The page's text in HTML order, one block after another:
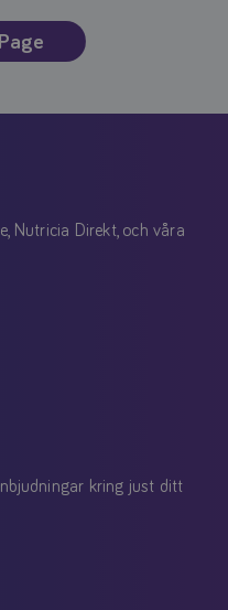
Nutricia Direkt, och våra
kring just ditt